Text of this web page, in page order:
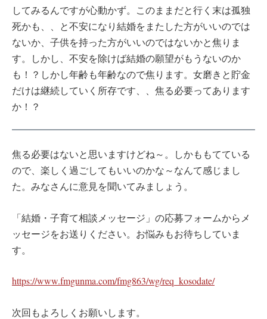
してみるんですが心動かず。このままだと行く末は孤独
死かも、、と不安になり結婚をまたした方がいいのでは
ないか、子供を持った方がいいのではないかと焦りま
す。しかし、不安を除けば結婚の願望がもうないのか
も！？しかし年齢も年齢なので焦ります。女磨きと貯金
だけは継続していく所存です、、焦る必要ってあります
か！？
焦る必要はないと思いますけどね～。しかももてている
ので、楽しく過ごしてもいいのかな～なんて感じまし
た。みなさんに意見を聞いてみましょう。
「結婚・子育て相談メッセージ」の応募フォームからメ
ッセージをお送りください。お悩みもお待ちしていま
す。
https://www.fmgunma.com/fmg863/wg/req_kosodate/
次回もよろしくお願いします。